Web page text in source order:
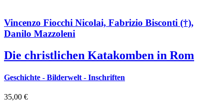
Vincenzo Fiocchi Nicolai, Fabrizio Bisconti (†),
Danilo Mazzoleni
Die christlichen Katakomben in Rom
Geschichte - Bilderwelt - Inschriften
35,00 €